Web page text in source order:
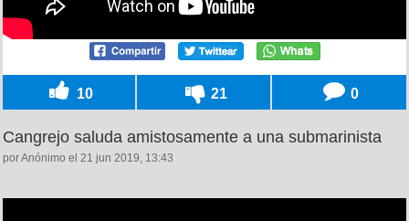
10 21 0
Cangrejo saluda amistosamente a una submarinista
por Anónimo el 21 jun 2019, 13:43